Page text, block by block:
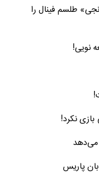
| «لاله‌های نارنجی» طلسم فینال را
نویی!
نکرد!
پاریس